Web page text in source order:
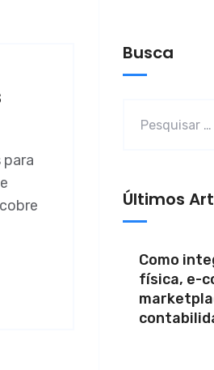
Busca
Últimos
Como
física, e-